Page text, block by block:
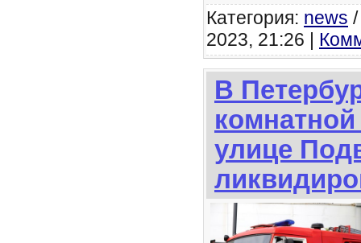
Категория: news
2023, 21:26 |
В
улице